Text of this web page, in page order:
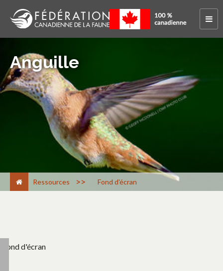
Anguille
Ressources > Fond d'écran
Fond d'écran